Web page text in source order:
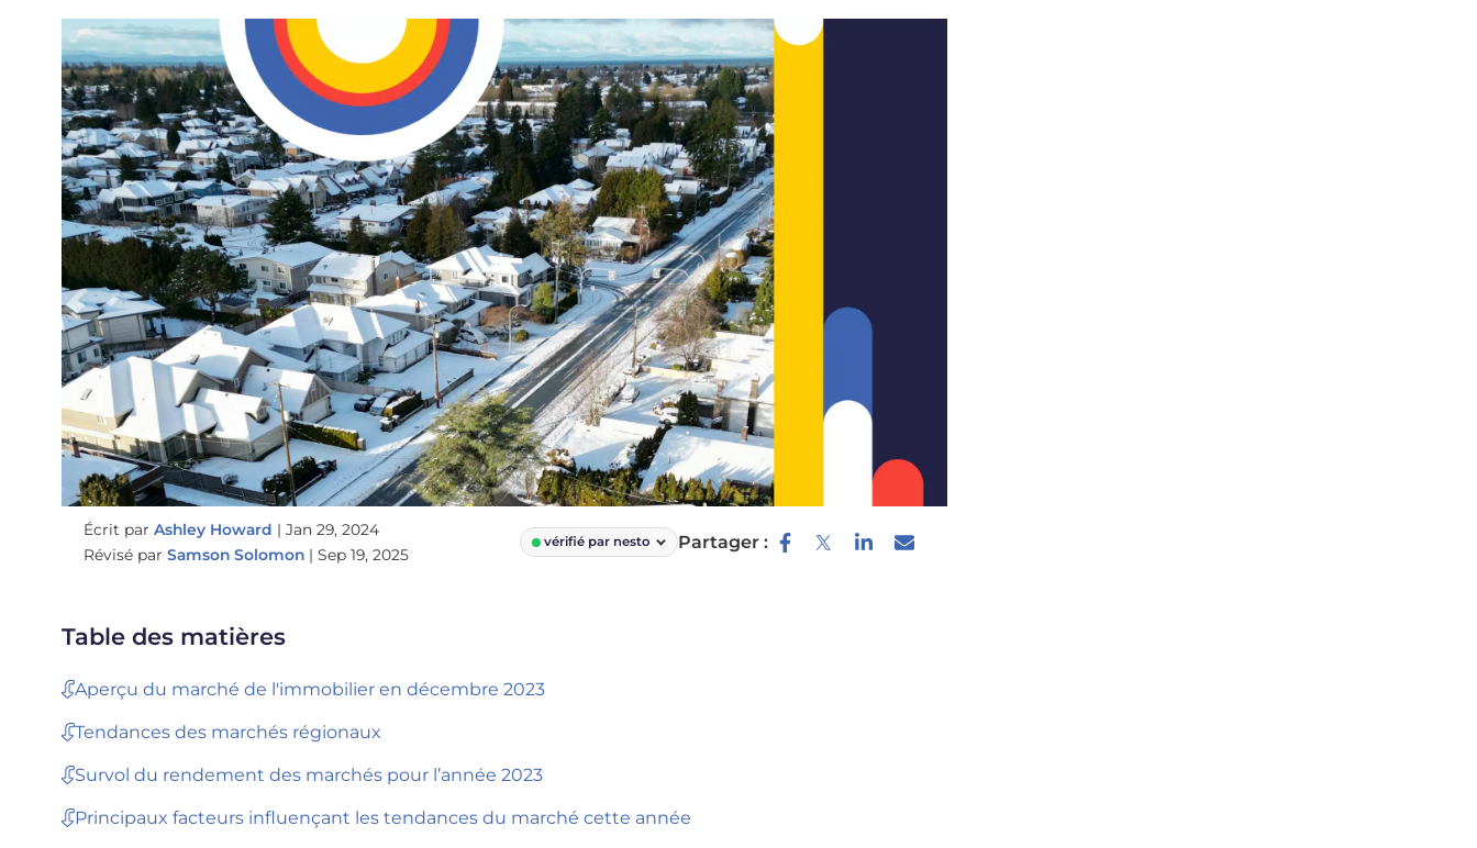
Écrit par Ashley Howard | Jan 29, 2024
Révisé par Samson Solomon | Sep 19, 2025
vérifié par nesto Partager :
Table des matières
Aperçu du marché de l'immobilier en décembre 2023
Tendances des marchés régionaux
Survol du rendement des marchés pour l’année 2023
Principaux facteurs influençant les tendances du marché cette année